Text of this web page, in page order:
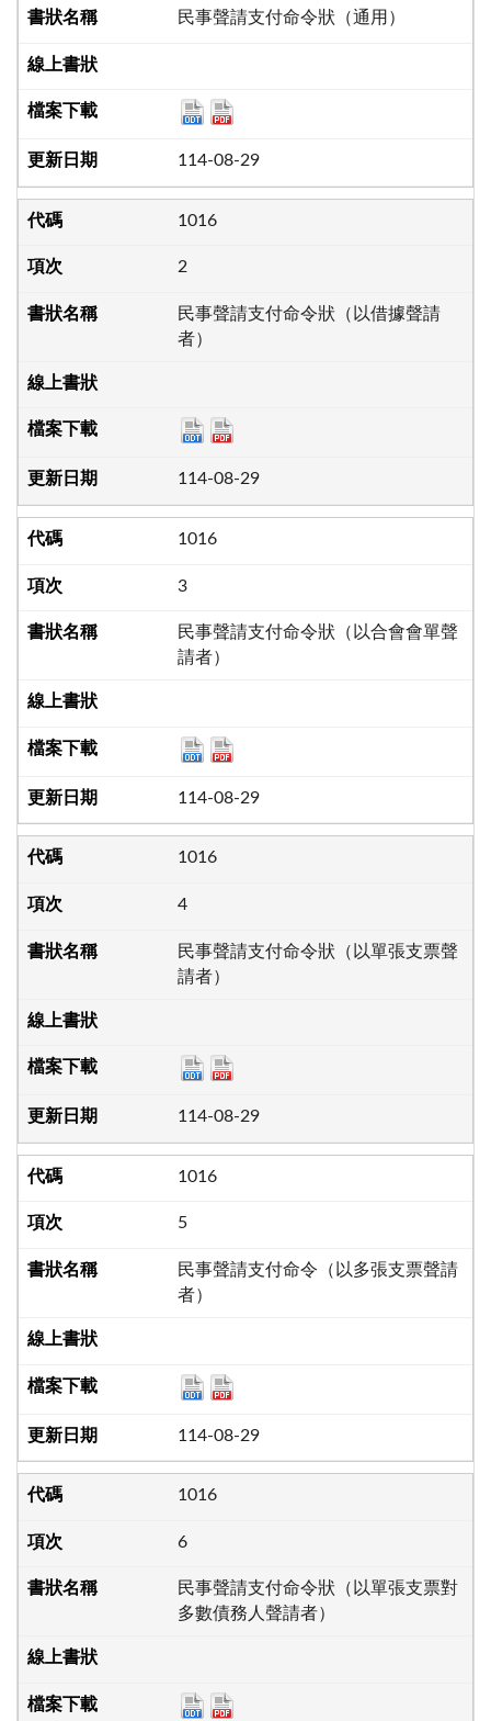
民事聲請支付命令狀（通用）
114-08-29
1016
2
民事聲請支付命令狀（以借據聲請
者）
114-08-29
1016
3
民事聲請支付命令狀（以合會會單聲
請者）
114-08-29
1016
4
民事聲請支付命令狀（以單張支票聲
請者）
114-08-29
1016
5
民事聲請支付命令（以多張支票聲請
者）
114-08-29
1016
6
民事聲請支付命令狀（以單張支票對
多數債務人聲請者）